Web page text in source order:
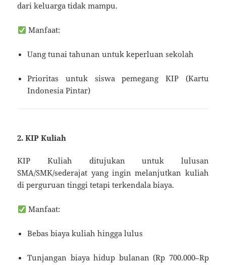
dari keluarga tidak mampu.
Manfaat:
Uang tunai tahunan untuk keperluan sekolah
Prioritas untuk siswa pemegang KIP (Kartu
Indonesia Pintar)
2. KIP Kuliah
KIP Kuliah ditujukan untuk lulusan
SMA/SMK/sederajat yang ingin melanjutkan kuliah
di perguruan tinggi tetapi terkendala biaya.
Manfaat:
Bebas biaya kuliah hingga lulus
Tunjangan biaya hidup bulanan (Rp 700.000–Rp